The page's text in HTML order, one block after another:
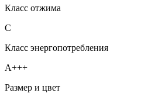
Класс отжима
C
Класс энергопотребления
A+++
Размер и цвет